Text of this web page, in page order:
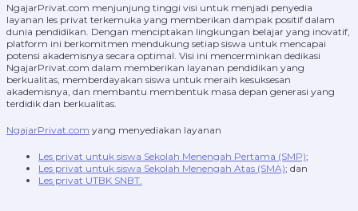
NgajarPrivat.com menjunjung tinggi visi untuk menjadi penyedia
layanan les privat terkemuka yang memberikan dampak positif dalam
dunia pendidikan. Dengan menciptakan lingkungan belajar yang inovatif,
platform ini berkomitmen mendukung setiap siswa untuk mencapai
potensi akademisnya secara optimal. Visi ini mencerminkan dedikasi
NgajarPrivat.com dalam memberikan layanan pendidikan yang
berkualitas, memberdayakan siswa untuk meraih kesuksesan
akademisnya, dan membantu membentuk masa depan generasi yang
terdidik dan berkualitas.
NgajarPrivat.com yang menyediakan layanan
Les privat untuk siswa Sekolah Menengah Pertama (SMP);
Les privat untuk siswa Sekolah Menengah Atas (SMA); dan
Les privat UTBK SNBT.